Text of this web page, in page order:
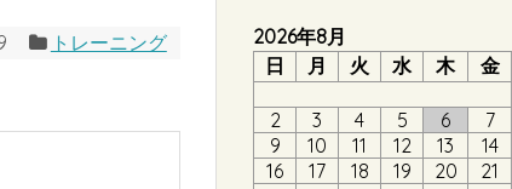
トレーニング
2026年8月
日
月 火 水 木 金
2
3 4 5 6 7
9
10 11 12 13 14
16
17 18 19 20 21